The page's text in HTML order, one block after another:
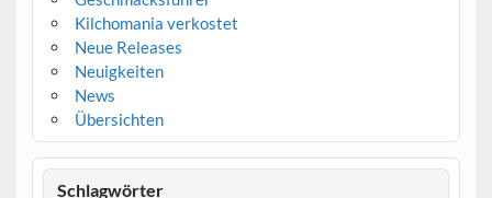
Kilchomania verkostet
Neue Releases
Neuigkeiten
News
Übersichten
Schlagwörter